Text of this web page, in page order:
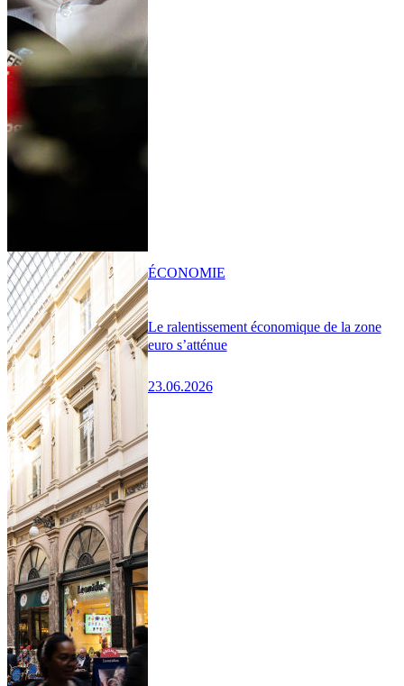
Le ralentissement économique de la zone
euro s’atténue
23.06.2026
ÉCONOMIE